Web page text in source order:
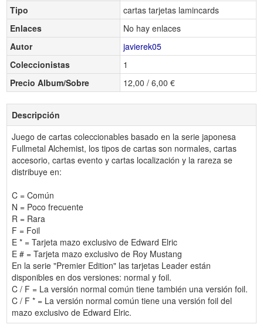
Tipo
cartas tarjetas lamincards
Enlaces
No hay enlaces
Autor
javierek05
Coleccionistas
1
Precio Album/Sobre
12,00 / 6,00 €
Descripción
Juego de cartas coleccionables basado en la serie japonesa
Fullmetal Alchemist, los tipos de cartas son normales, cartas
accesorio, cartas evento y cartas localización y la rareza se
distribuye en:
C = Común
N = Poco frecuente
R = Rara
F = Foil
E * = Tarjeta mazo exclusivo de Edward Elric
E # = Tarjeta mazo exclusivo de Roy Mustang
En la serie "Premier Edition" las tarjetas Leader están
disponibles en dos versiones: normal y foil.
C / F = La versión normal común tiene también una versión foil.
C / F * = La versión normal común tiene una versión foil del
mazo exclusivo de Edward Elric.